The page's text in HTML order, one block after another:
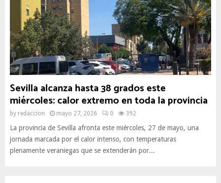
Sevilla alcanza hasta 38 grados este
miércoles: calor extremo en toda la provincia
by redaccion mayo 27, 2026 0 392
La provincia de Sevilla afronta este miércoles, 27 de mayo, una
jornada marcada por el calor intenso, con temperaturas
plenamente veraniegas que se extenderán por...